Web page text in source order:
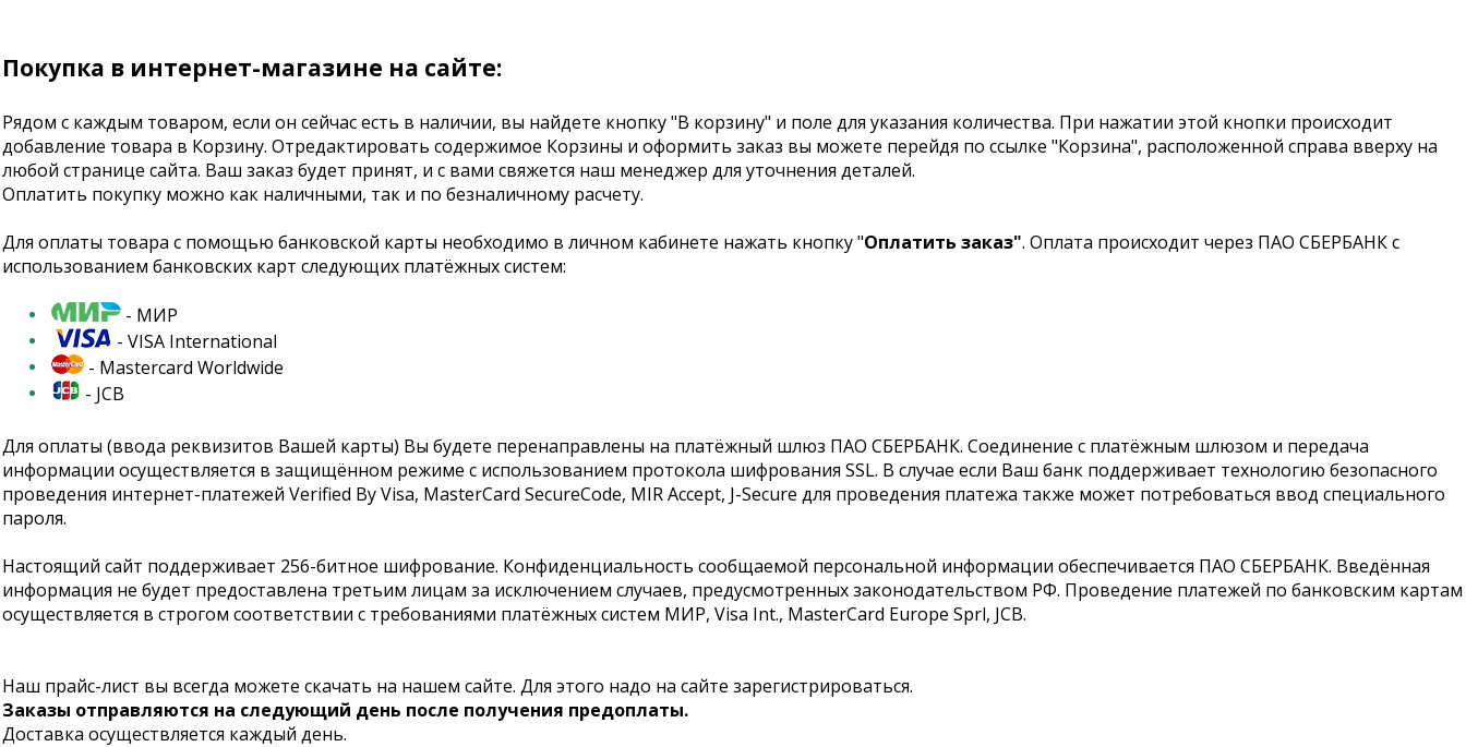
Покупка в интернет-магазине на сайте:
Рядом с каждым товаром, если он сейчас есть в наличии, вы найдете кнопку "В корзину" и поле для указания количества. При нажатии этой кнопки происходит
добавление товара в Корзину. Отредактировать содержимое Корзины и оформить заказ вы можете перейдя по ссылке "Корзина", расположенной справа вверху на
любой странице сайта. Ваш заказ будет принят, и с вами свяжется наш менеджер для уточнения деталей.
Оплатить покупку можно как наличными, так и по безналичному расчету.
Для оплаты товара с помощью банковской карты необходимо в личном кабинете нажать кнопку "Оплатить заказ". Оплата происходит через ПАО СБЕРБАНК с
использованием банковских карт следующих платёжных систем:
- МИР
- VISA International
- Mastercard Worldwide
- JCB
Для оплаты (ввода реквизитов Вашей карты) Вы будете перенаправлены на платёжный шлюз ПАО СБЕРБАНК. Соединение с платёжным шлюзом и передача
информации осуществляется в защищённом режиме с использованием протокола шифрования SSL. В случае если Ваш банк поддерживает технологию безопасного
проведения интернет-платежей Verified By Visa, MasterCard SecureCode, MIR Accept, J-Secure для проведения платежа также может потребоваться ввод специального
пароля.
Настоящий сайт поддерживает 256-битное шифрование. Конфиденциальность сообщаемой персональной информации обеспечивается ПАО СБЕРБАНК. Введённая
информация не будет предоставлена третьим лицам за исключением случаев, предусмотренных законодательством РФ. Проведение платежей по банковским картам
осуществляется в строгом соответствии с требованиями платёжных систем МИР, Visa Int., MasterCard Europe Sprl, JCB.
Наш прайс-лист вы всегда можете скачать на нашем сайте. Для этого надо на сайте зарегистрироваться.
Заказы отправляются на следующий день после получения предоплаты.
Доставка осуществляется каждый день.